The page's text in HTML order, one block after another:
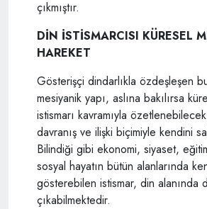
çıkmıştır.
DİN İSTİSMARCISI KÜRESEL
HAREKET
Gösterişçi dindarlıkla özdeşleşen
mesiyanik yapı, aslına bakılırsa
istismarı kavramıyla
davranış ve ilişki biçimiyle kendini
Bilindiği gibi ekonomi, siyaset,
sosyal hayatın bütün alanlarında
gösterebilen istismar, din alanında
çıkabilmektedir.